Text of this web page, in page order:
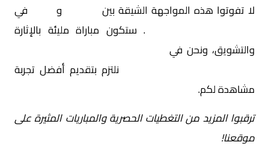
لا تفوتوا هذه المواجهة الشيقة بين و
في
. ستكون مباراة مليئة بالإثارة
والتشويق، ونحن في
نلتزم بتقديم أفضل تجربة
مشاهدة لكم.
ترقبوا المزيد من التغطيات الحصرية والمباريات المثيرة على
موقعنا!